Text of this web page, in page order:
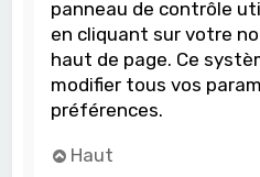
panneau de contrôle
en cliquant sur votre
haut de page. Ce
modifier tous vos
préférences.
Haut